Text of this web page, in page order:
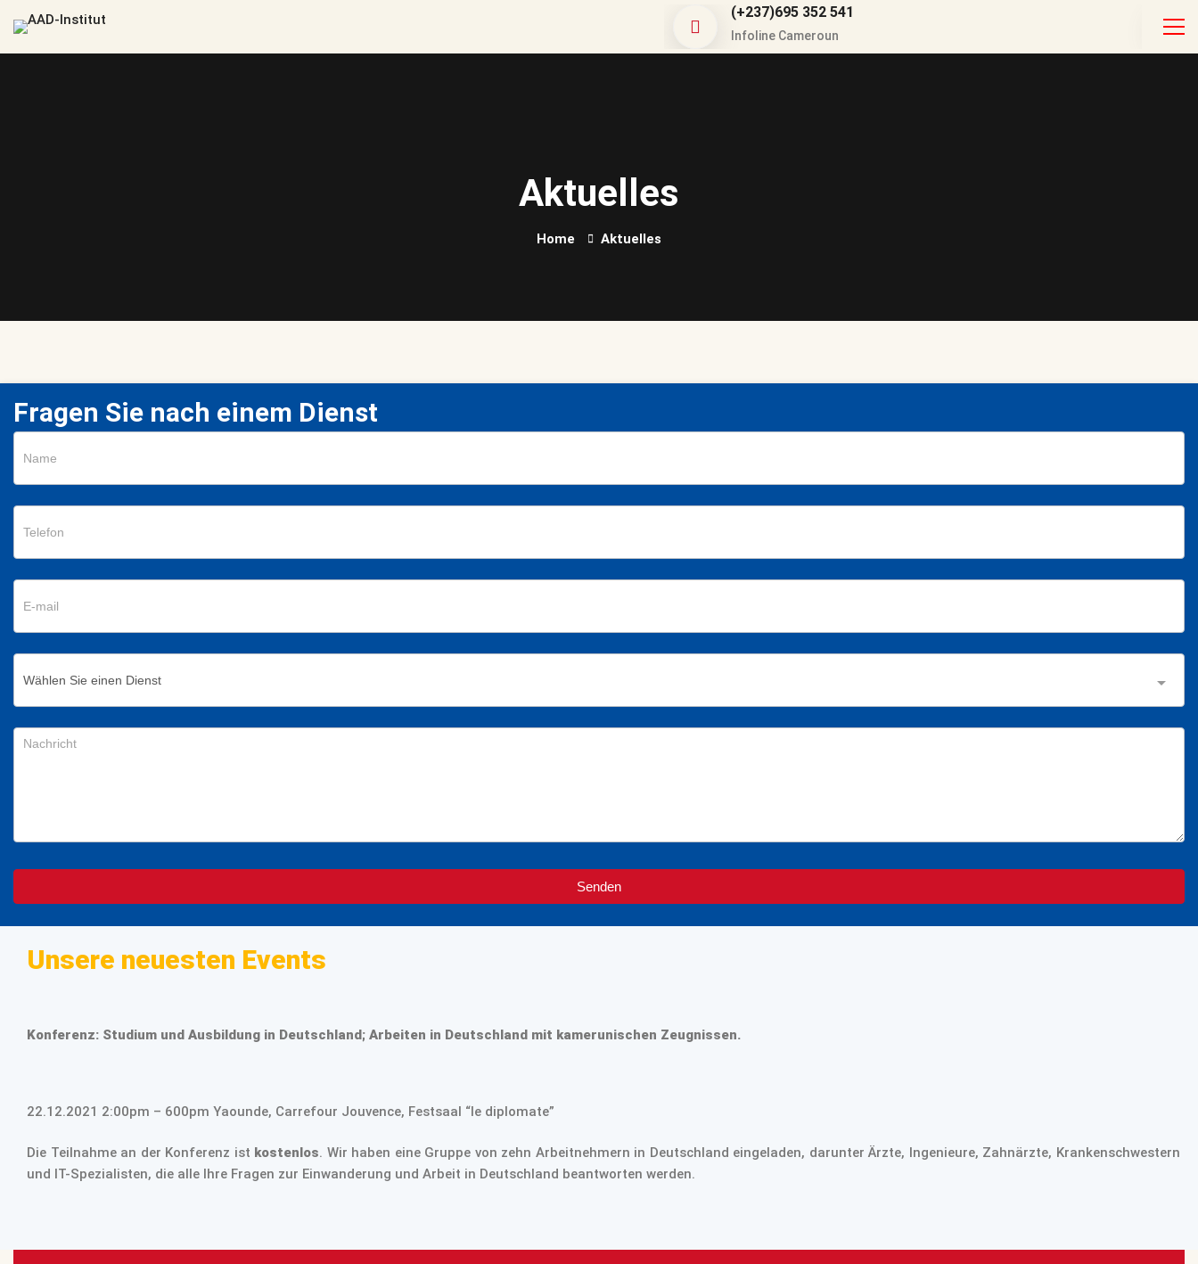
(+237)695 352 541
Infoline Cameroun
Aktuelles
Home Aktuelles
Fragen Sie nach einem Dienst
Reservation
service
Deustch
Senden
Unsere neuesten Events
Konferenz: Studium und Ausbildung in Deutschland; Arbeiten in Deutschland mit kamerunischen Zeugnissen.
22.12.2021 2:00pm – 600pm Yaounde, Carrefour Jouvence, Festsaal “le diplomate”
Die Teilnahme an der Konferenz ist kostenlos. Wir haben eine Gruppe von zehn Arbeitnehmern in Deutschland eingeladen, darunter Ärzte, Ingenieure, Zahnärzte, Krankenschwestern
und IT-Spezialisten, die alle Ihre Fragen zur Einwanderung und Arbeit in Deutschland beantworten werden.